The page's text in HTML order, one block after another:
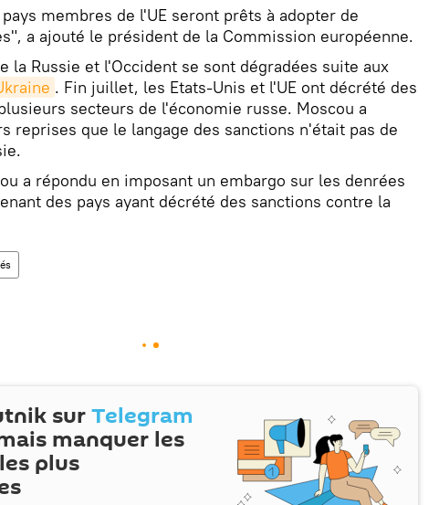
membres de l'UE seront prêts à adopter de
a ajouté le président de la Commission européenne.
la Russie et l'Occident se sont dégradées suite aux
. Fin juillet, les Etats-Unis et l'UE ont décrété des
secteurs de l'économie russe. Moscou a
reprises que le langage des sanctions n'était pas de
a répondu en imposant un embargo sur les denrées
des pays ayant décrété des sanctions contre la
surTelegram
manquer les
plus